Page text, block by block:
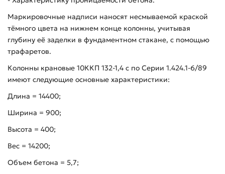
Маркировочные надписи наносят несмываемой краской
тёмного цвета на нижнем конце колонны, учитывая
глубину её заделки в фундаментном стакане, с помощью
трафаретов.
Колонны крановые 10ККП 132-1,4 с по Серии 1.424.1-6/89
имеют следующие основные характеристики:
Длина = 14400;
Ширина = 900;
Высота = 400;
Вес = 14200;
Объем бетона = 5,7;